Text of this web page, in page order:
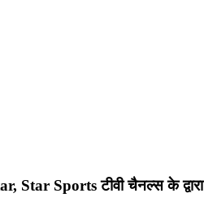
Sports टीवी चैनल्स के द्वारा